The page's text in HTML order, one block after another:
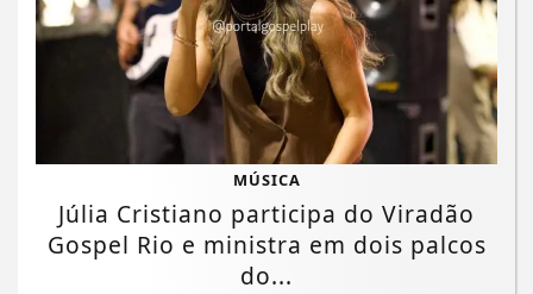
MÚSICA
Júlia Cristiano participa do Viradão
Gospel Rio e ministra em dois palcos
do...